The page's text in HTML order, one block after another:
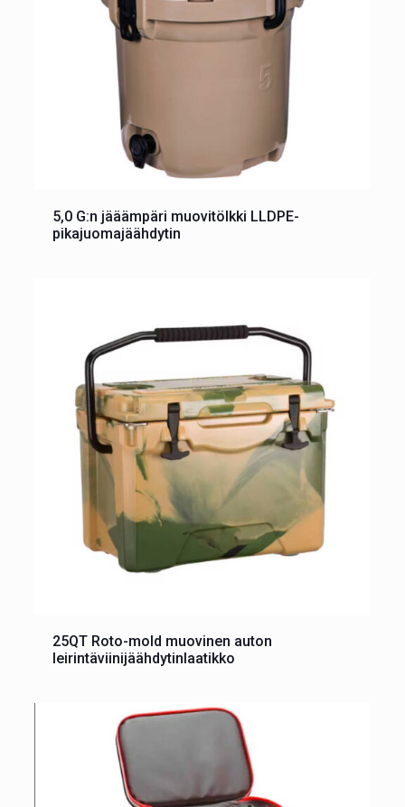
5,0 G:n jääämpäri muovitölkki LLDPE-
pikajuomajäähdytin
25QT Roto-mold muovinen auton
leirintäviinijäähdytinlaatikko